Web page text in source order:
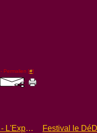
- Permalien [#]
Festival le DéDé fait son ciné - L'Exposition